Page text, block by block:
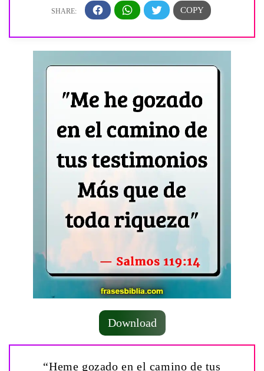
Download
“Heme gozado en el camino de tus